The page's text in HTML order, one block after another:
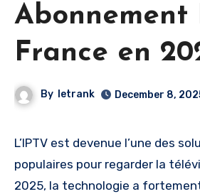
Abonnement
France en
By letrank December 8,
L’IPTV est devenue l’une des solutions les plus
populaires pour regarder la
2025, la technologie a